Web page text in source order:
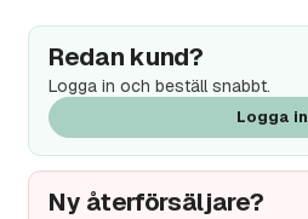
Redan kund?
Logga in och beställ snabbt.
Logga in
Ny återförsäljare?